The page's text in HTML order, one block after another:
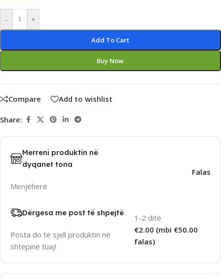
- +
Add To Cart
Buy Now
Alternative:
Compare Add to wishlist
Share:
Merreni produktin në
dyqanet tona
Menjëherë
Falas
Dërgesa me post të shpejtë
Posta do të sjell produktin në
shtëpinë tuaj!
1-2 ditë
€2.00 (mbi €50.00
falas)